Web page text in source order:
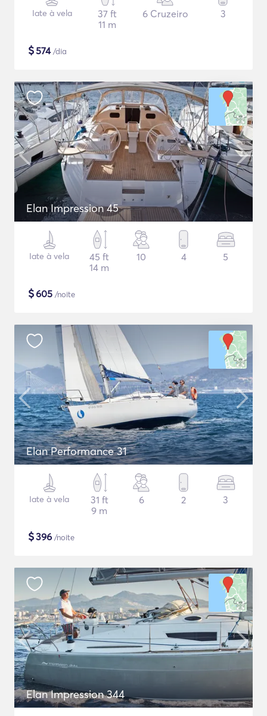
Iate à vela
37 ft
11 m
6 Cruzeiro 3
$574/dia
Elan Impression 45
Iate à vela
45 ft
14 m
10 4 5
$605 /noite
Elan Performance 31
Iate à vela
31 ft
9 m
6 2 3
$396 /noite
Elan Impression 344